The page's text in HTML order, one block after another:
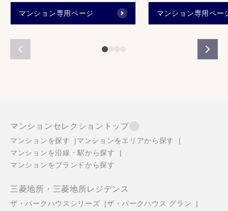
マンション専用ページ マンション専用ペー
マンションセレクショントップ
マンションを探す
マンションをエリアから探す
マンションを沿線・駅から探す
マンションをブランドから探す
三菱地所・三菱地所レジデンス
ザ・パークハウスシリーズ
ザ・パークハウス グラン